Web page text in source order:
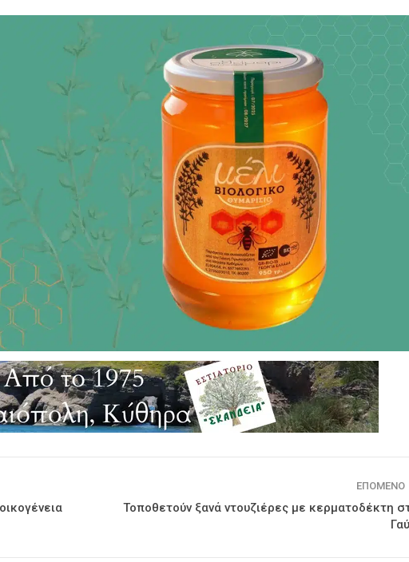
ΕΠΌΜΕΝΟ
Τοποθετούν ξανά ντουζιέρες με κερματοδέκτη